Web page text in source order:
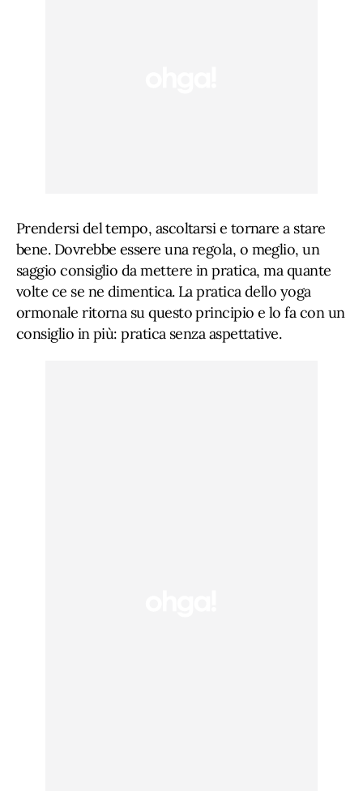
Prendersi del tempo, ascoltarsi e tornare a stare
bene. Dovrebbe essere una regola, o meglio, un
saggio consiglio da mettere in pratica, ma quante
volte ce se ne dimentica. La pratica dello yoga
ormonale ritorna su questo principio e lo fa con un
consiglio in più: pratica senza aspettative.